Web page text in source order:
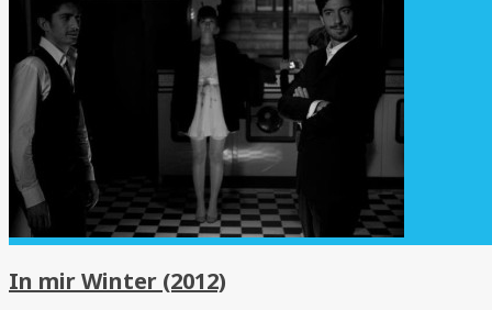
In mir Winter (2012)